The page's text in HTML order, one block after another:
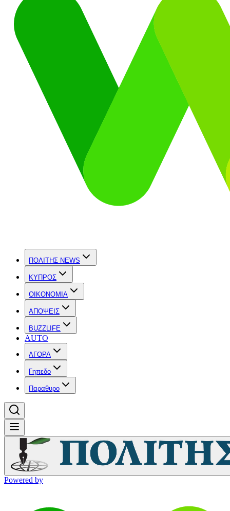
ΠΟΛΙΤΗΣ NEWS
ΚΥΠΡΟΣ
OIKONOMIA
ΑΠΟΨΕΙΣ
BUZZLIFE
AUTO
ΑΓΟΡΑ
Γηπεδο
Παραθυρο
Powered by